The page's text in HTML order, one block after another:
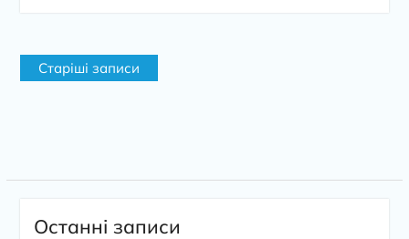
Навігація
за
Старіші записи
Останні записи